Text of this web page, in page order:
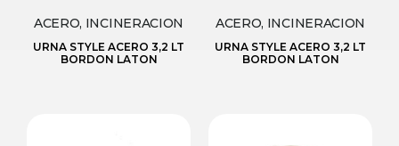
ACERO, INCINERACION
URNA STYLE ACERO 3,2 LT
BORDON LATON
ACERO, INCINERACION
URNA STYLE ACERO 3,2 LT
BORDON LATON